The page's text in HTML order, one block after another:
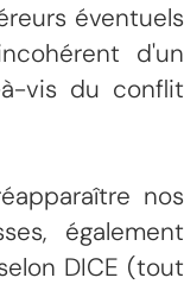
éventuels
d'un
vis du conflit
nos
également
DICE (tout